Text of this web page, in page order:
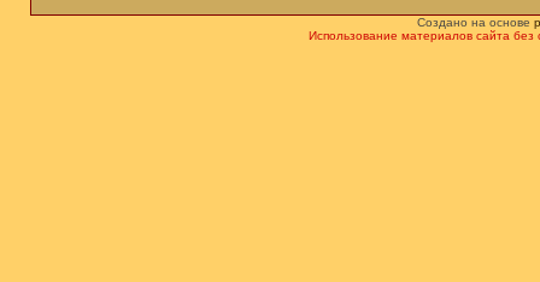
Создано на основе
Использование материалов сайта